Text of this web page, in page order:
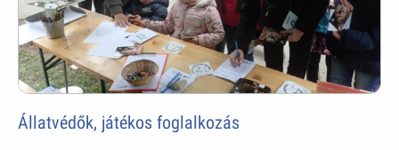
Állatvédők, játékos foglalkozás